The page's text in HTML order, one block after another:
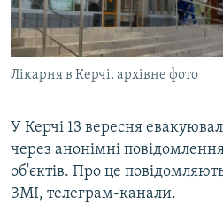
ВІДЕОУРОКИ «ELIFBE»
СВІДЧЕННЯ ОКУПАЦІЇ
УКРАЇНСЬКА ПРОБЛЕМА КРИМУ
Русский
Qırımtatar
Усі сайти RFE/RL
Лікарня в Керчі, архівне фото
У Керчі 13 вересня
через анонімні
об'єктів. Про це
ЗМІ, телеграм-канали.